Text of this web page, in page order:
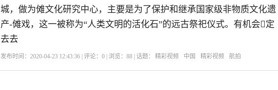
城，做为傩文化研究中心，主要是为了保护和继承国家级非物质文化遗
产-傩戏，这一被称为“人类文明的活化石”的远古祭祀仪式。有机会定
去去
发布时间：2020-04-23 12:43:36 | 评论：0 | 浏览：88 | 话题： 精彩视频 中国 精彩视频 航拍